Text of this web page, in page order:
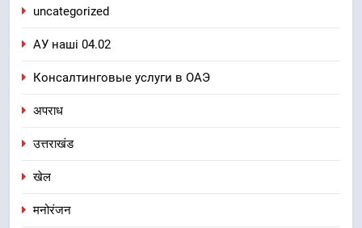
uncategorized
АУ наші 04.02
Консалтинговые услуги в ОАЭ
अपराध
उत्तराखंड
खेल
मनोरंजन